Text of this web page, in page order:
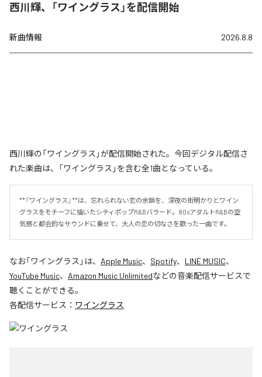
西川輝、「ワイングラス」を配信開始
新曲情報 2026.8.8
西川輝の「ワイングラス」が配信開始された。今回デジタル配信さ
れた楽曲は、「ワイングラス」を含む全1曲となっている。
**『ワイングラス』**は、忘れられない恋の余韻を、深夜の街明かりとワイン
グラスをモチーフに描いたシティポップR&Bバラード。80sアダルトR&Bの空
気感と都会的なサウンドに乗せて、大人の恋の切なさを歌った一曲です。
なお「ワイングラス 」は、 Apple Music、 Spotify、 LINE MUSIC、
YouTube Music、 Amazon Music Unlimitedなどの音楽配信サービスで
聴くことができる。
各配信サービス： ワイングラス